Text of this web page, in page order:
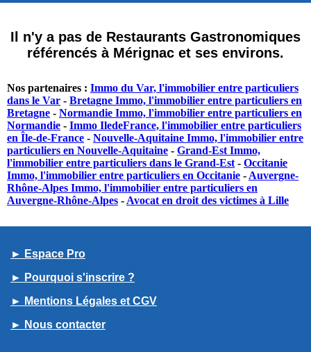
Il n'y a pas de Restaurants Gastronomiques
référencés à Mérignac et ses environs.
Nos partenaires : Immo du Var, l'immobilier entre particuliers
dans le Var - Bretagne Immo, l'immobilier entre particuliers en
Bretagne - Normandie Immo, l'immobilier entre particuliers en
Normandie - Immo IledeFrance, l'immobilier entre particuliers
en Île-de-France - Nouvelle-Aquitaine Immo, l'immobilier entre
particuliers en Nouvelle-Aquitaine - Grand-Est Immo,
l'immobilier entre particuliers dans le Grand-Est - Occitanie
Immo, l'immobilier entre particuliers en Occitanie - Auvergne-
Rhône-Alpes Immo, l'immobilier entre particuliers en
Auvergne-Rhône-Alpes - Avocat en droit des victimes à Lille
► Espace Pro
► Pourquoi s'inscrire ?
► Mentions Légales et CGV
► Nous contacter